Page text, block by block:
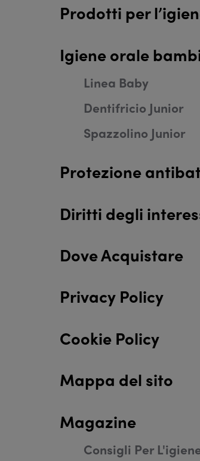
Prodotti per
Igiene orale
Linea Baby
Dentifricio Junior
Spazzolino Junior
Protezione
Diritti degli
Dove Acquistare
Privacy Policy
Cookie Policy
Mappa del sito
Magazine
Consigli Per